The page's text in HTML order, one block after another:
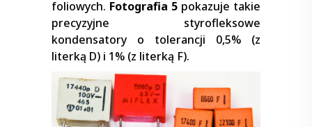
foliowych. Fotografia 5 pokazuje takie
precyzyjne styrofleksowe
kondensatory o tolerancji 0,5% (z
literką D) i 1% (z literką F).